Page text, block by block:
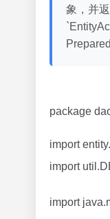
象，并
package
import
import
import